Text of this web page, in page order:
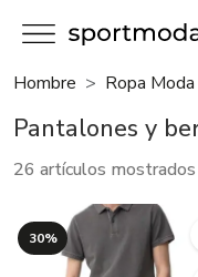
Hombre Ropa Moda
Pantalones y
26 artículos mostrados
30%